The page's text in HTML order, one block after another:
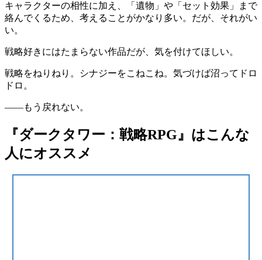
キャラクターの相性に加え、「遺物」や「セット効果」まで
絡んでくるため、 考えることがかなり多い。だが、それがい
い。
戦略好きにはたまらない作品だが、気を付けてほしい。
戦略をねりねり。シナジーをこねこね。気づけば沼ってドロ
ドロ。
――もう戻れない。
『ダークタワー：戦略RPG』はこんな
人にオススメ